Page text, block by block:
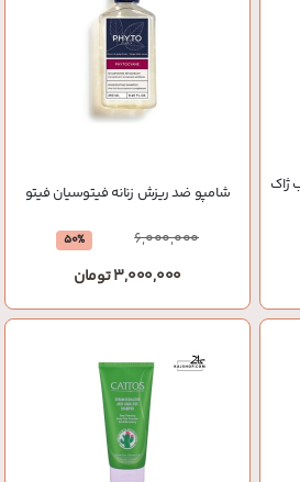
ژاک
شامپو ضد ریزش زنانه فیتوسیان فیتو
6,000,000
50%
3,000,000 تومان